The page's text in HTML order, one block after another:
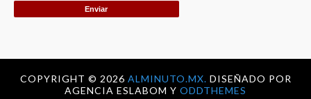
COPYRIGHT © 2026 ALMINUTO.MX. DISEÑADO POR
AGENCIA ESLABOM Y ODDTHEMES